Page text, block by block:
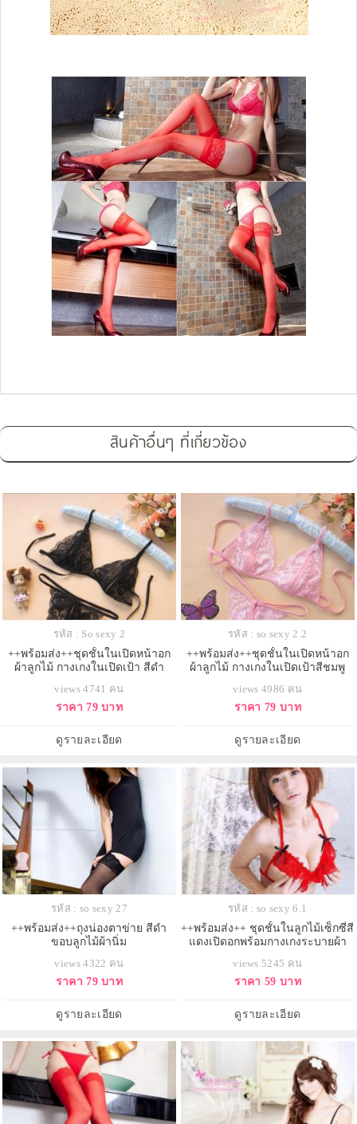
สินค้าอื่นๆ ที่เกี่ยวข้อง
รหัส : So sexy 2
++พร้อมส่ง++ชุดชั้นในเปิดหน้าอก
ผ้าลูกไม้ กางเกงในเปิดเป้า สีดำ
views 4741 คน
ราคา 79 บาท
ดูรายละเอียด
รหัส : so sexy 2.2
++พร้อมส่ง++ชุดชั้นในเปิดหน้าอก
ผ้าลูกไม้ กางเกงในเปิดเป้าสีชมพู
views 4986 คน
ราคา 79 บาท
ดูรายละเอียด
รหัส : so sexy 27
++พร้อมส่ง++ถุงน่องตาข่าย สีดำ
ขอบลูกไม้ผ้านิ่ม
views 4322 คน
ราคา 79 บาท
ดูรายละเอียด
รหัส : so sexy 6.1
++พร้อมส่ง++ ชุดชั้นในลูกไม้เซ็กซี่สี
แดงเปิดอกพร้อมกางเกงระบายผ้า
views 5245 คน
ราคา 59 บาท
ดูรายละเอียด